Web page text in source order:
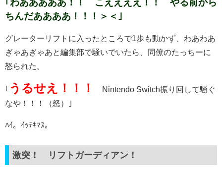
｢わあああああ！！ こええええ！！ やる前から
ちんだああああ！！！＞＜｣
グレーターリフトに入ったところで1歩も動かず、わあわあ
ぎゃあぎゃあと編集部で騒いでいたら、同僚のたっちーに
怒られた。
うるせえ！！！
Nintendo Switch振り回して騒ぐ
なや！！！（怒）｣
ﾊｲ。ｲｯﾃｷﾏｽ。
激突！ リフトガーディアン！